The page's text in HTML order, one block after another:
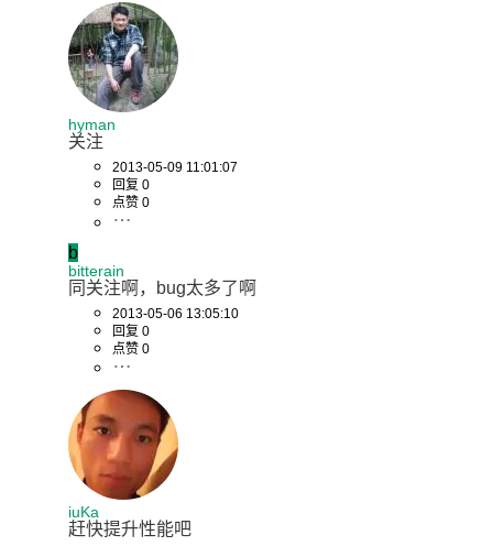
hyman
关注
2013-05-09 11:01:07
回复 0
点赞 0
b
bitterain
同关注啊，bug太多了啊
2013-05-06 13:05:10
回复 0
点赞 0
iuKa
赶快提升性能吧